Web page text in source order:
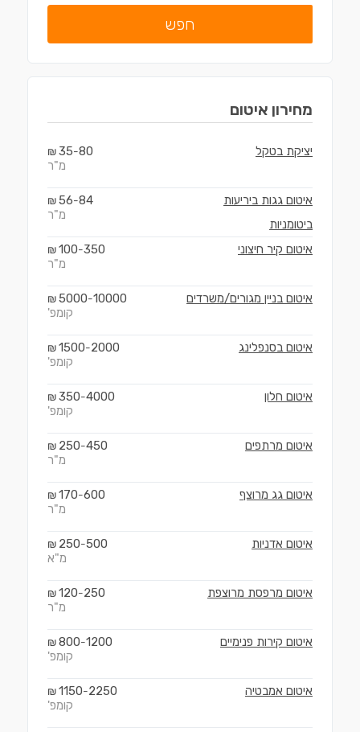
חפש
מחירון איטום
יציקת בטקל 35-80
₪
מ"ר
איטום גגות ביריעות
ביטומניות
56-84
₪
מ"ר
איטום קיר חיצוני 100-350
₪
מ"ר
איטום בניין מגורים/משרדים 5000-10000
₪
קומפ'
איטום בסנפלינג 1500-2000
₪
קומפ'
איטום חלון 350-4000
₪
קומפ'
איטום מרתפים 250-450
₪
מ"ר
איטום גג מרוצף 170-600
₪
מ"ר
איטום אדניות 250-500
₪
מ"א
איטום מרפסת מרוצפת 120-250
₪
מ"ר
איטום קירות פנימיים 800-1200
₪
קומפ'
איטום אמבטיה 1150-2250
₪
קומפ'